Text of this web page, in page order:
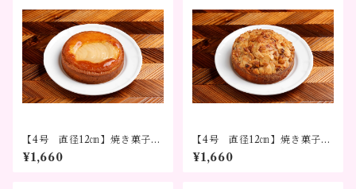
【4号 直径12㎝】焼き菓子
洋なしのタルト
¥1,660
【4号 直径12㎝】焼き菓子
トスカ
¥1,660